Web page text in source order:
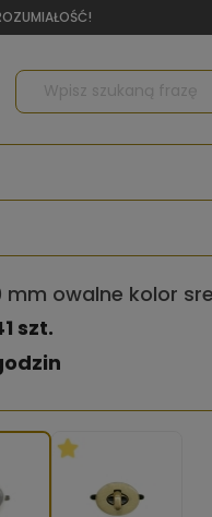
owalne kolor
szt.